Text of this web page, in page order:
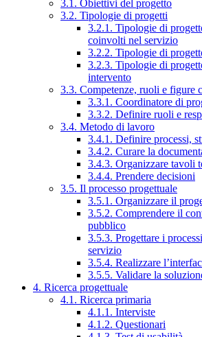
3.1. Obiettivi del progetto
3.2. Tipologie di progetti
3.2.1. Tipologie di
coinvolti nel servizio
3.2.2. Tipologie di
3.2.3. Tipologie di
intervento
3.3. Competenze, ruoli e figure
3.3.1. Coordinatore di
3.3.2. Definire ruoli e
3.4. Metodo di lavoro
3.4.1. Definire processi,
3.4.2. Curare la
3.4.3. Organizzare tavoli
3.4.4. Prendere decisioni
3.5. Il processo progettuale
3.5.1. Organizzare il
3.5.2. Comprendere il
pubblico
3.5.3. Progettare i
servizio
3.5.4. Realizzare
3.5.5. Validare la
4. Ricerca progettuale
4.1. Ricerca primaria
4.1.1. Interviste
4.1.2. Questionari